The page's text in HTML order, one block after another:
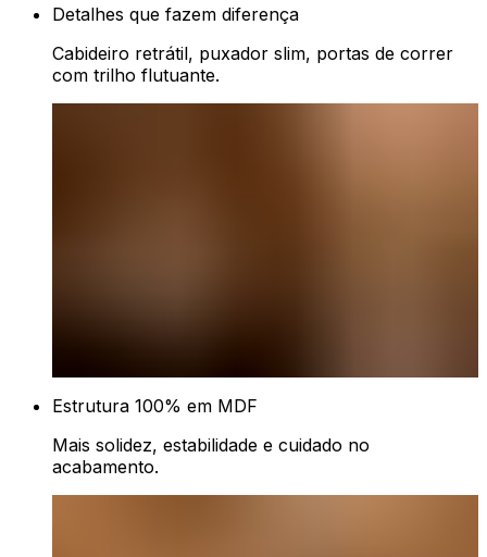
Detalhes que fazem diferença
Cabideiro retrátil, puxador slim, portas de correr
com trilho flutuante.
Estrutura 100% em MDF
Mais solidez, estabilidade e cuidado no
acabamento.